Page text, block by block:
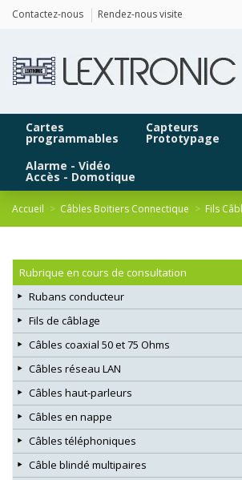
Contactez-nous Rendez-nous visite
Cartes
programmables
Capteurs
Prototypage
Alarme - Vidéo
Accès - Domotique
Accueil Câbles Boitiers Connectique Fils
Rubrique en cours de consultation
Rubans conducteur
Fils de câblage
Câbles coaxial 50 et 75 Ohms
Câbles réseau LAN
Câbles haut-parleurs
Câbles en nappe
Câbles téléphoniques
Câble blindé multipaires
Panneau de gestion des cookies